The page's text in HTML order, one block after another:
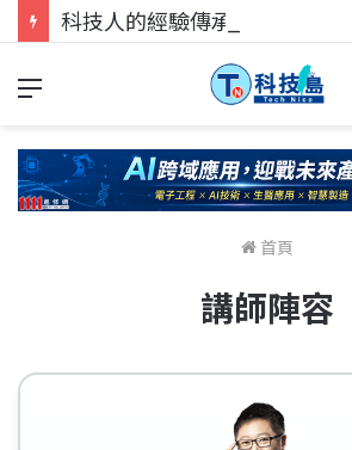
首頁
講師陣容